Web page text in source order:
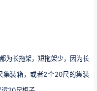
为长拖架，短拖架少，因为长
集装箱，或者2个20尺的集装